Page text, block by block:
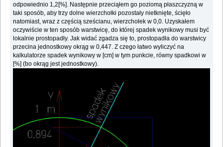
odpowiednio 1,2[%]. Następnie przeciąłem go poziomą płaszczyzną w
taki sposób, aby trzy dolne wierzchołki pozostały nietknięte, ścięło
natomiast, wraz z częścią sześcianu, wierzchołek w 0,0. Uzyskałem
oczywiście w ten sposób warstwicę, do której spadek wynikowy musi być
lokalnie prostopadły. Jak widać zgadza się to, prostopadła do warstwicy
przecina jednostkowy okrąg w 0,447. Z czego łatwo wyliczyć na
kalkulatorze spadek wynikowy w [cm] w tym punkcie, równy spadkowi w
[%] (bo okrąg jest jednostkowy).